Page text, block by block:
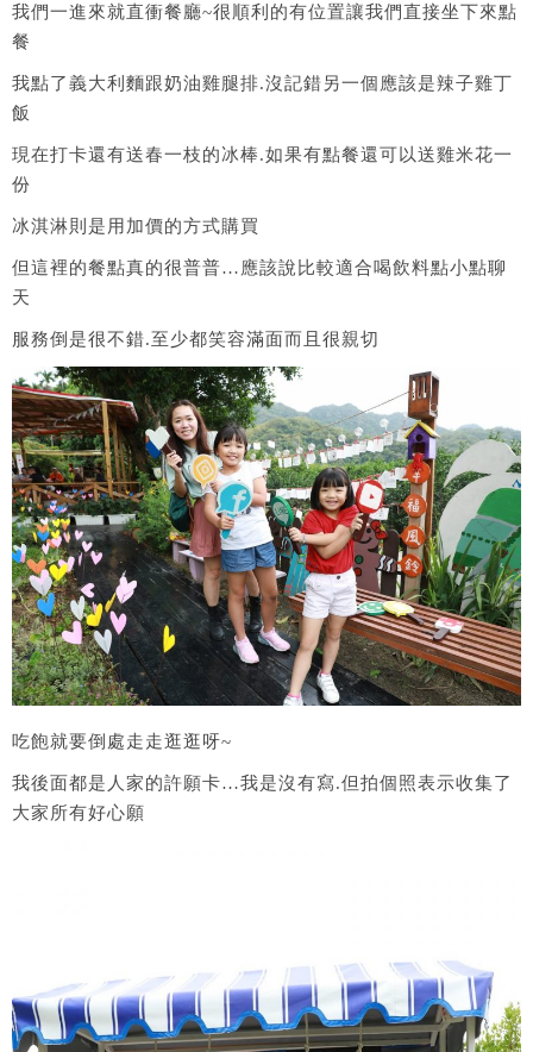
我們一進來就直衝餐廳~很順利的有位置讓我們直接坐下來點
餐
我點了義大利麵跟奶油雞腿排.沒記錯另一個應該是辣子雞丁
飯
現在打卡還有送春一枝的冰棒.如果有點餐還可以送雞米花一
份
冰淇淋則是用加價的方式購買
但這裡的餐點真的很普普…應該說比較適合喝飲料點小點聊
天
服務倒是很不錯.至少都笑容滿面而且很親切
吃飽就要倒處走走逛逛呀~
我後面都是人家的許願卡…我是沒有寫.但拍個照表示收集了
大家所有好心願